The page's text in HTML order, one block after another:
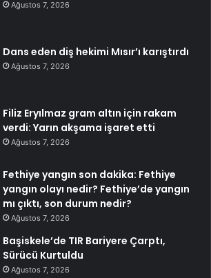
Ağustos 7, 2026
Dans eden diş hekimi Mısır’ı karıştırdı
Ağustos 7, 2026
Filiz Eryılmaz gram altın için rakam
verdi: Yarın akşama işaret etti
Ağustos 7, 2026
Fethiye yangın son dakika: Fethiye
yangın olayı nedir? Fethiye’de yangın
mı çıktı, son durum nedir?
Ağustos 7, 2026
Başiskele’de TIR Bariyere Çarptı,
Sürücü Kurtuldu
Ağustos 7, 2026